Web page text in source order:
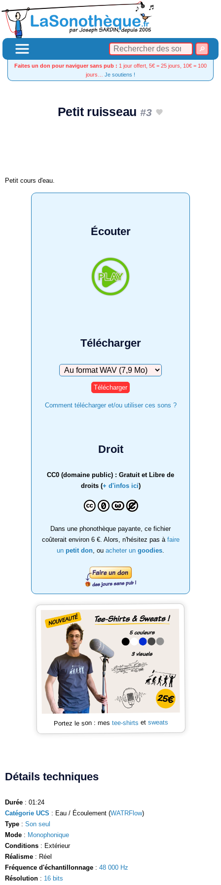
Faites un don pour naviguer sans pub : 1 jour offert, 5€ = 25 jours, 10€ = 100
jours… Je soutiens !
Petit ruisseau #3
Petit cours d'eau.
Écouter
Télécharger
Télécharger
Comment télécharger et/ou utiliser ces sons ?
Droit
CC0 (domaine public) : Gratuit et Libre de
droits (+ d'infos ici)
Dans une phonothèque payante, ce fichier
coûterait environ 6 €. Alors, n'hésitez pas à faire
un petit don , ou acheter un goodies
Portez le son : mes tee-shirts et sweats
Détails techniques
Durée : 01:24
Catégorie UCS : Eau / Écoulement (WATRFlow)
Type : Son seul
Mode : Monophonique
Conditions : Extérieur
Réalisme : Réel
Fréquence d'échantillonnage : 48 000 Hz
Résolution : 16 bits